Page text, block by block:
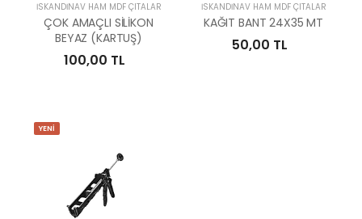
İSKANDİNAV HAM MDF ÇITALAR
ÇOK AMAÇLI SİLİKON
BEYAZ (KARTUŞ)
100,00 TL
İSKANDİNAV HAM MDF ÇITALAR
KAĞIT BANT 24X35 MT
50,00 TL
YENİ